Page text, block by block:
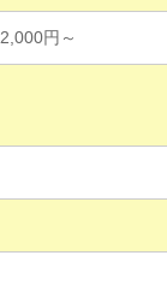
2,000円～